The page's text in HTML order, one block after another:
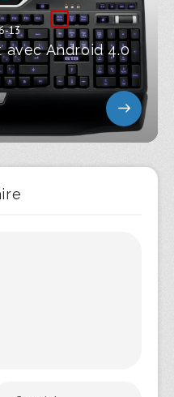
13
Android 4.0